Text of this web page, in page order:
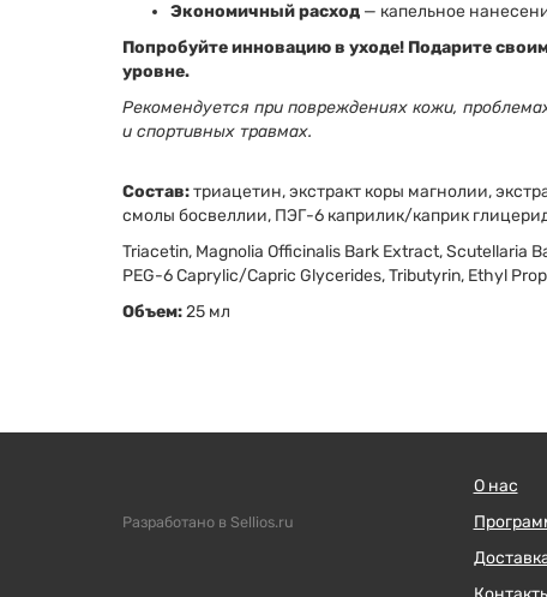
Экономичный расход — капельное
Попробуйте инновацию в уходе! Подарите
уровне.
Рекомендуется при повреждениях кожи,
и спортивных травмах.
Состав:триацетин, экстракт коры магнолии,
смолы босвеллии, ПЭГ-6 каприлик/каприк
Triacetin, Magnolia Officinalis Bark Extract, Scutellaria
PEG-6 Caprylic/Capric Glycerides, Tributyrin, Ethyl
Объем:25 мл
Разработано в Sellios.ru
О нас